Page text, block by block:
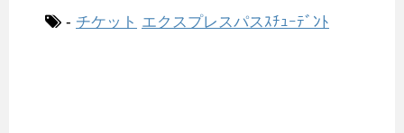
- チケット エクスプレスパスｽﾁｭｰﾃﾞﾝﾄ